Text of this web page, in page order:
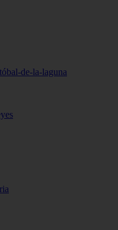
de-la-laguna